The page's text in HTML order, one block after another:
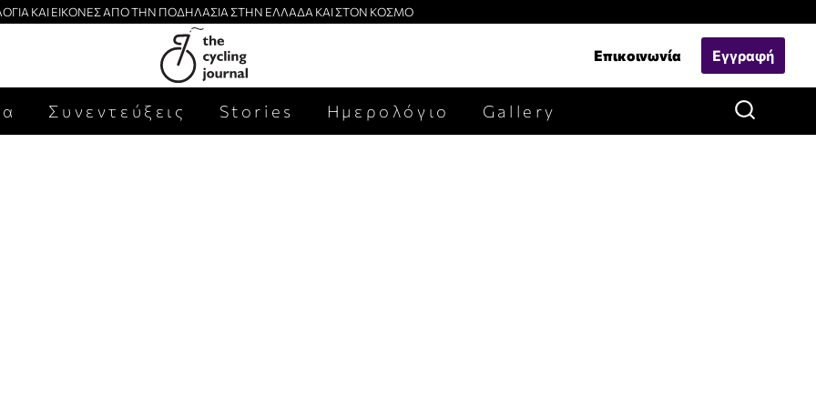
ΚΑΙ ΕΙΚΟΝΕΣ ΑΠΟ ΤΗΝ ΠΟΔΗΛΑΣΙΑ ΣΤΗΝ ΕΛΛΑΔΑ ΚΑΙ ΣΤΟΝ ΚΟΣΜΟ
Επικοινωνία Εγγραφή
Συνεντεύξεις Stories Ημερολόγιο Gallery